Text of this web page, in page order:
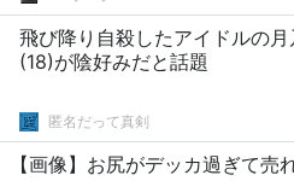
飛び降り自殺したアイドルの
(18)が陰好みだと話題
匿名だって真剣
【画像】お尻がデッカ過ぎて売